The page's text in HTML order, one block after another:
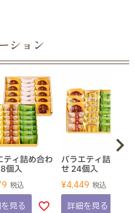
ション
ティ詰め合わ
個入
税込
見る
バラエティ詰め合
せ 24個入
¥4,449 税込
詳細を見る